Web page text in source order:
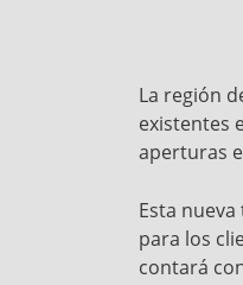
La región
existentes
aperturas
Esta
para los
contará